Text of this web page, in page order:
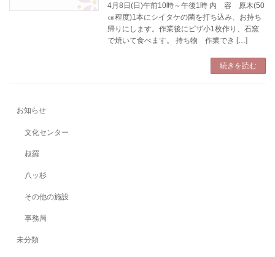
4月8日(日)午前10時～午後1時 内 容 原木(50
㎝程度)1本にシイタケの菌を打ち込み、お持ち
帰りにします。作業後にピザ小1枚作り、石窯
で焼いて食べます。 持ち物 作業でき […]
続きを読む
お知らせ
文化センター
叔羅
八ッ杉
その他の施設
事務局
未分類